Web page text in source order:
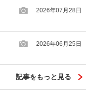
2026年07月28日
2026年06月25日
記事をもっと見る